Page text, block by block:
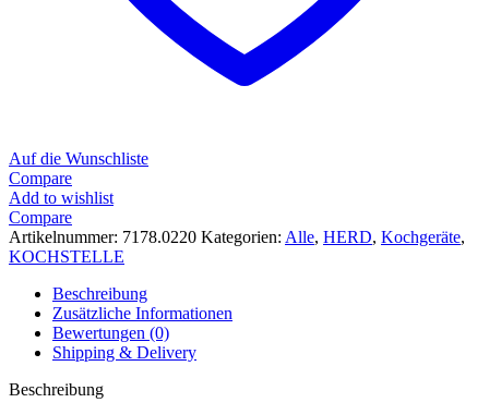
Auf die Wunschliste
Compare
Add to wishlist
Compare
Artikelnummer: 7178.0220 Kategorien: Alle, HERD, Kochgeräte,
KOCHSTELLE
Beschreibung
Zusätzliche Informationen
Bewertungen (0)
Shipping & Delivery
Beschreibung